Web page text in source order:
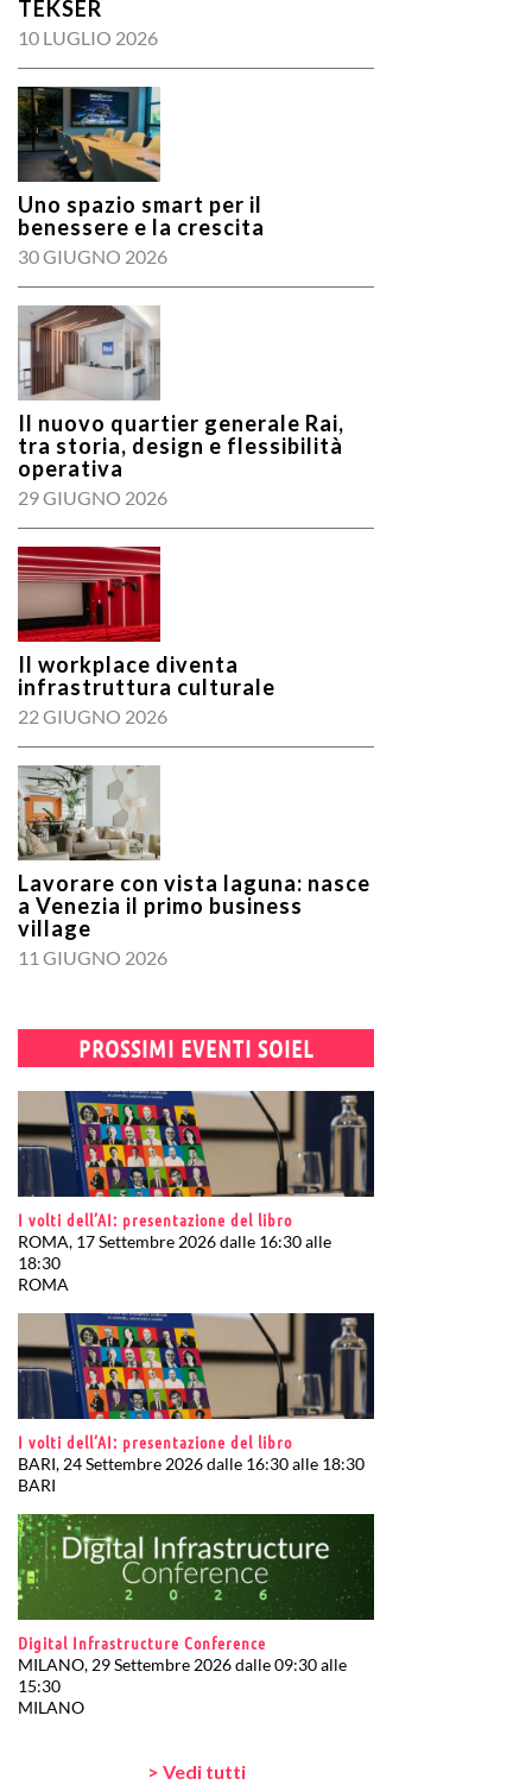
TEKSER
10 LUGLIO 2026
Uno spazio smart per il
benessere e la crescita
30 GIUGNO 2026
Il nuovo quartier generale Rai,
tra storia, design e flessibilità
operativa
29 GIUGNO 2026
Il workplace diventa
infrastruttura culturale
22 GIUGNO 2026
Lavorare con vista laguna: nasce
a Venezia il primo business
village
11 GIUGNO 2026
PROSSIMI EVENTI SOIEL
I volti dell’AI: presentazione del libro
ROMA, 17 Settembre 2026 dalle 16:30 alle
18:30
ROMA
I volti dell’AI: presentazione del libro
BARI, 24 Settembre 2026 dalle 16:30 alle 18:30
BARI
Digital Infrastructure Conference
MILANO, 29 Settembre 2026 dalle 09:30 alle
15:30
MILANO
> Vedi tutti